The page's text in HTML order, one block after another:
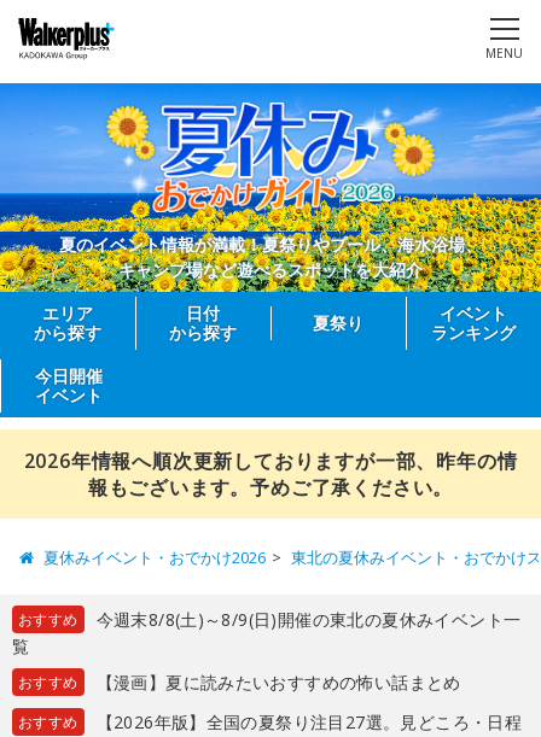
MENU
夏のイベント情報が満載！夏祭りやプール、海水浴場、
キャンプ場など遊べるスポットを大紹介
エリア
から探す
日付
から探す
夏祭り
イベント
ランキング
今日開催
イベント
2026年情報へ順次更新しておりますが一部、昨年の情
報もございます。予めご了承ください。
夏休みイベント・おでかけ2026 東北の夏休みイベント・おでかけ
おすすめ
今週末8/8(土)～8/9(日)開催の東北の夏休みイベント一
覧
おすすめ 【漫画】夏に読みたいおすすめの怖い話まとめ
おすすめ
【2026年版】全国の夏祭り注目27選。見どころ・日程